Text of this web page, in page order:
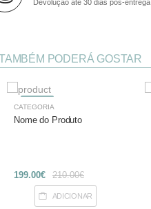
Devolução até 30 dias pós-entrega
PODERÁ GOSTAR
CATEGORIA
Nome do Produto
199.00€ 210.00€
ADICIONAR